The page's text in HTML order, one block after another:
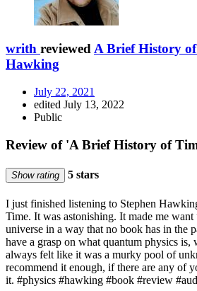
writh reviewedA Brief History
Hawking
July 22, 2021
edited July 13, 2022
Public
Review of 'A Brief History of
Show rating 5 stars
I just finished listening to Stephen
Time. It was astonishing. It made me want
universe in a way that no book has in the
have a grasp on what quantum physics is,
always felt like it was a murky pool of
recommend it enough, if there are any of
it. #physics #hawking #book #review